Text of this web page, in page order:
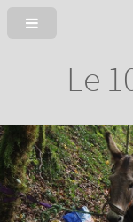
Le